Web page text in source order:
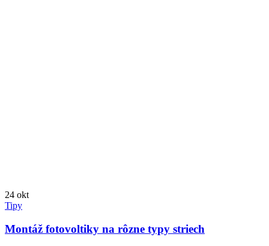
24 okt
Tipy
Montáž fotovoltiky na rôzne typy striech